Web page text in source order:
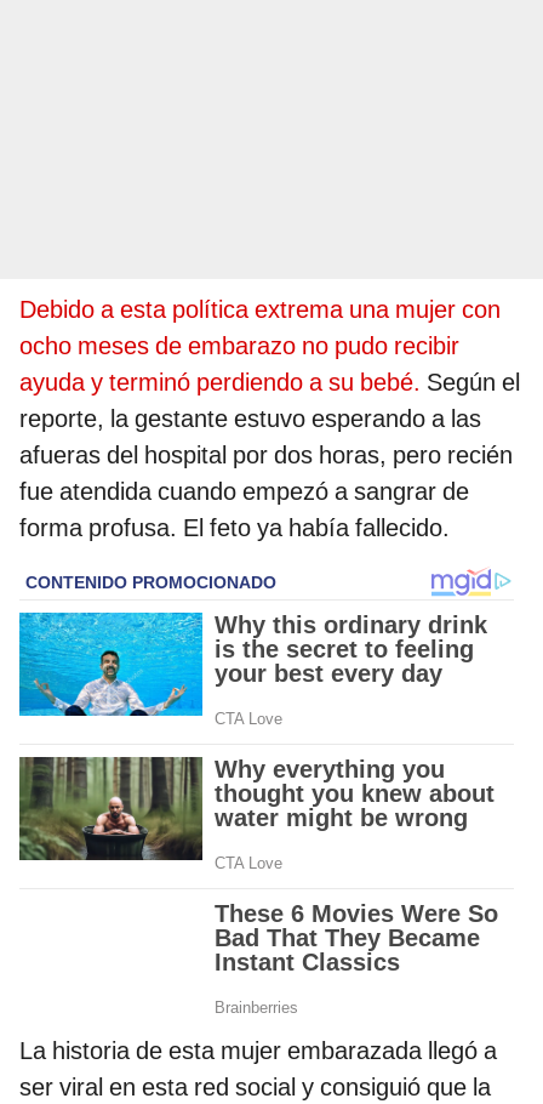
Debido a esta política extrema una mujer con
ocho meses de embarazo no pudo recibir
ayuda y terminó perdiendo a su bebé. Según el
reporte, la gestante estuvo esperando a las
afueras del hospital por dos horas, pero recién
fue atendida cuando empezó a sangrar de
forma profusa. El feto ya había fallecido.
La historia de esta mujer embarazada llegó a
ser viral en esta red social y consiguió que la